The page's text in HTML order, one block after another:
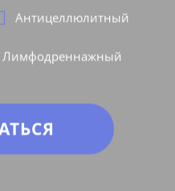
Антицеллюлитный
Лимфодреннажный